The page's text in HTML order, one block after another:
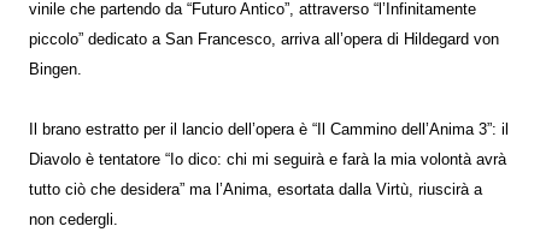
vinile che partendo da “Futuro Antico”, attraverso “l’Infinitamente
piccolo” dedicato a San Francesco, arriva all’opera di Hildegard von
Bingen.
Il brano estratto per il lancio dell’opera è “Il Cammino dell’Anima 3”: il
Diavolo è tentatore “Io dico: chi mi seguirà e farà la mia volontà avrà
tutto ciò che desidera” ma l’Anima, esortata dalla Virtù, riuscirà a
non cedergli.